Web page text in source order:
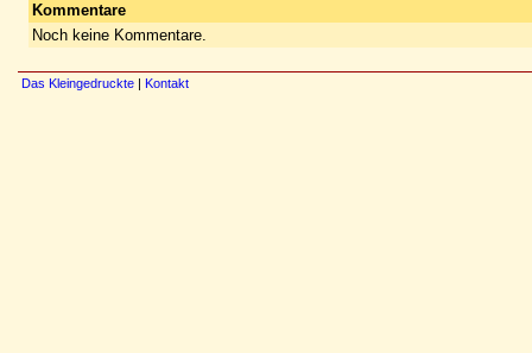
Kommentare
Noch keine Kommentare.
Das Kleingedruckte | Kontakt